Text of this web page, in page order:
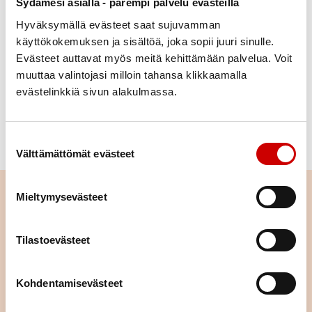
Sydämesi asialla - parempi palvelu evästeillä
Hyväksymällä evästeet saat sujuvamman
käyttökokemuksen ja sisältöä, joka sopii juuri sinulle.
Evästeet auttavat myös meitä kehittämään palvelua. Voit
muuttaa valintojasi milloin tahansa klikkaamalla
evästelinkkiä sivun alakulmassa.
Välttämättömät evästeet
Mieltymysevästeet
Tilastoevästeet
Kohdentamisevästeet
hälsogaranti: fett- och saltmängden ligger på en
hälsosam nivå och den goda smaken har inte heller
glömts bort. I recepten används mycket grönsaker
och råvaror som underlättar tillredningen av
hälsosam mat.
Läs nästa
Istuminen kuormittaa myös
sydäntä – näin työpäivään saa
LÄS ARTIKELN